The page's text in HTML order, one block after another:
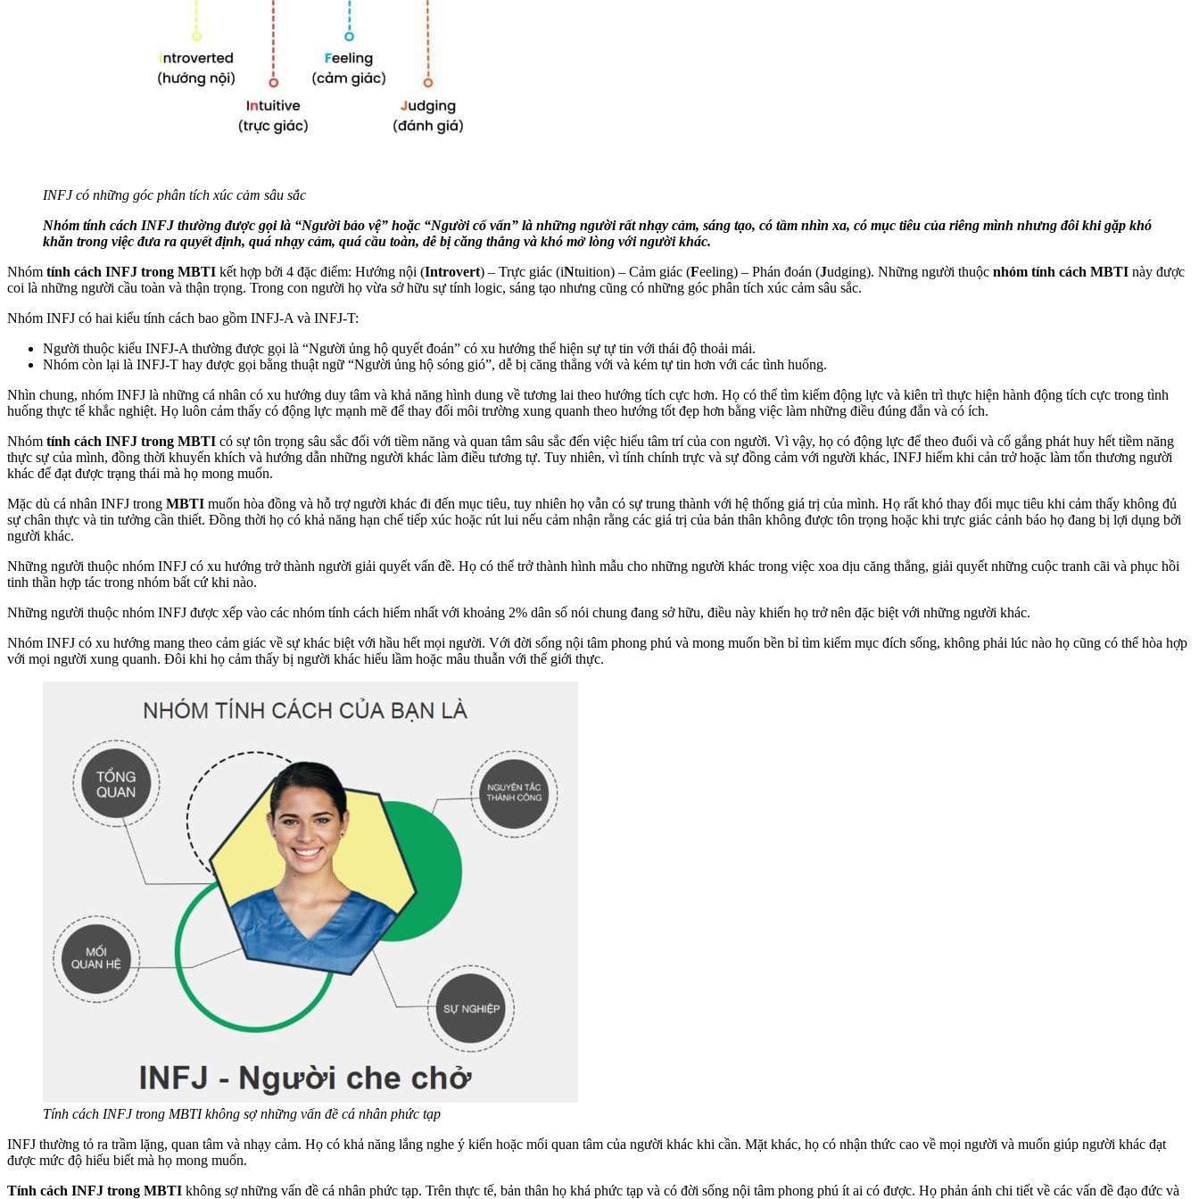
INFJ có những góc phân tích xúc cảm sâu sắc
Nhóm tính cách INFJ thường được gọi là “Người bảo vệ” hoặc “Người cố vấn” là những người rất nhạy cảm, sáng tạo, có tầm nhìn xa, có mục tiêu của riêng mình nhưng đôi khi gặp khó
khăn trong việc đưa ra quyết định, quá nhạy cảm, quá cầu toàn, dễ bị căng thẳng và khó mở lòng với người khác.
Nhóm tính cách INFJ trong MBTI kết hợp bởi 4 đặc điểm: Hướng nội (Introvert) – Trực giác (iNtuition) – Cảm giác (Feeling) – Phán đoán (Judging). Những người thuộc nhóm tính cách MBTI này được
coi là những người cầu toàn và thận trọng. Trong con người họ vừa sở hữu sự tính logic, sáng tạo nhưng cũng có những góc phân tích xúc cảm sâu sắc.
Nhóm INFJ có hai kiểu tính cách bao gồm INFJ-A và INFJ-T:
Người thuộc kiểu INFJ-A thường được gọi là “Người ủng hộ quyết đoán” có xu hướng thể hiện sự tự tin với thái độ thoải mái.
Nhóm còn lại là INFJ-T hay được gọi bằng thuật ngữ “Người ủng hộ sóng gió”, dễ bị căng thẳng với và kém tự tin hơn với các tình huống.
Nhìn chung, nhóm INFJ là những cá nhân có xu hướng duy tâm và khả năng hình dung về tương lai theo hướng tích cực hơn. Họ có thể tìm kiếm động lực và kiên trì thực hiện hành động tích cực trong tình
huống thực tế khắc nghiệt. Họ luôn cảm thấy có động lực mạnh mẽ để thay đổi môi trường xung quanh theo hướng tốt đẹp hơn bằng việc làm những điều đúng đắn và có ích.
Nhóm tính cách INFJ trong MBTI có sự tôn trọng sâu sắc đối với tiềm năng và quan tâm sâu sắc đến việc hiểu tâm trí của con người. Vì vậy, họ có động lực để theo đuổi và cố gắng phát huy hết tiềm năng
thực sự của mình, đồng thời khuyến khích và hướng dẫn những người khác làm điều tương tự. Tuy nhiên, vì tính chính trực và sự đồng cảm với người khác, INFJ hiếm khi cản trở hoặc làm tổn thương người
khác để đạt được trạng thái mà họ mong muốn.
Mặc dù cá nhân INFJ trong MBTI muốn hòa đồng và hỗ trợ người khác đi đến mục tiêu, tuy nhiên họ vẫn có sự trung thành với hệ thống giá trị của mình. Họ rất khó thay đổi mục tiêu khi cảm thấy không đủ
sự chân thực và tin tưởng cần thiết. Đồng thời họ có khả năng hạn chế tiếp xúc hoặc rút lui nếu cảm nhận rằng các giá trị của bản thân không được tôn trọng hoặc khi trực giác cảnh báo họ đang bị lợi dụng bởi
người khác.
Những người thuộc nhóm INFJ có xu hướng trở thành người giải quyết vấn đề. Họ có thể trở thành hình mẫu cho những người khác trong việc xoa dịu căng thẳng, giải quyết những cuộc tranh cãi và phục hồi
tinh thần hợp tác trong nhóm bất cứ khi nào.
Những người thuộc nhóm INFJ được xếp vào các nhóm tính cách hiếm nhất với khoảng 2% dân số nói chung đang sở hữu, điều này khiến họ trở nên đặc biệt với những người khác.
Nhóm INFJ có xu hướng mang theo cảm giác về sự khác biệt với hầu hết mọi người. Với đời sống nội tâm phong phú và mong muốn bền bỉ tìm kiếm mục đích sống, không phải lúc nào họ cũng có thể hòa hợp
với mọi người xung quanh. Đôi khi họ cảm thấy bị người khác hiểu lầm hoặc mâu thuẫn với thế giới thực.
Tính cách INFJ trong MBTI không sợ những vấn đề cá nhân phức tạp
INFJ thường tỏ ra trầm lặng, quan tâm và nhạy cảm. Họ có khả năng lắng nghe ý kiến ​​hoặc mối quan tâm của người khác khi cần. Mặt khác, họ có nhận thức cao về mọi người và muốn giúp người khác đạt
được mức độ hiểu biết mà họ mong muốn.
Tính cách INFJ trong MBTI không sợ những vấn đề cá nhân phức tạp. Trên thực tế, bản thân họ khá phức tạp và có đời sống nội tâm phong phú ít ai có được. Họ phản ánh chi tiết về các vấn đề đạo đức và